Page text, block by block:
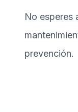
No esperes
prevención.